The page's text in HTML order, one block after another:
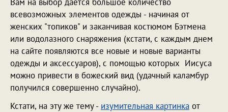
всевозможных элементов одежды - начиная от
женских "топиков" и заканчивая костюмом Бэтмена
или водолазного снаряжения (кстати, с каждым днем
на сайте появляются все новые и новые варианты
одежды и аксессуаров), с помощью которых Иисуса
можно привести в божеский вид (удачный каламбур
получился совершенно случайно).
Кстати, на эту же тему - изумительная картинка от